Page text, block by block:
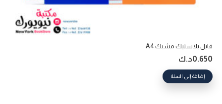
فايل بلاستيك مشبك A4
0.650د.ك
إضافة إلى السلة